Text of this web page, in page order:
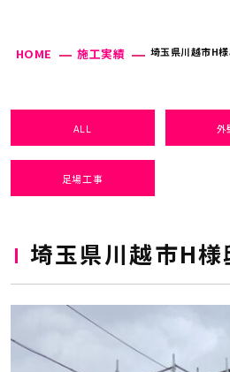
HOME 施工実績 埼玉県川越市H
ALL 外
足場工事
埼玉県川越市H様